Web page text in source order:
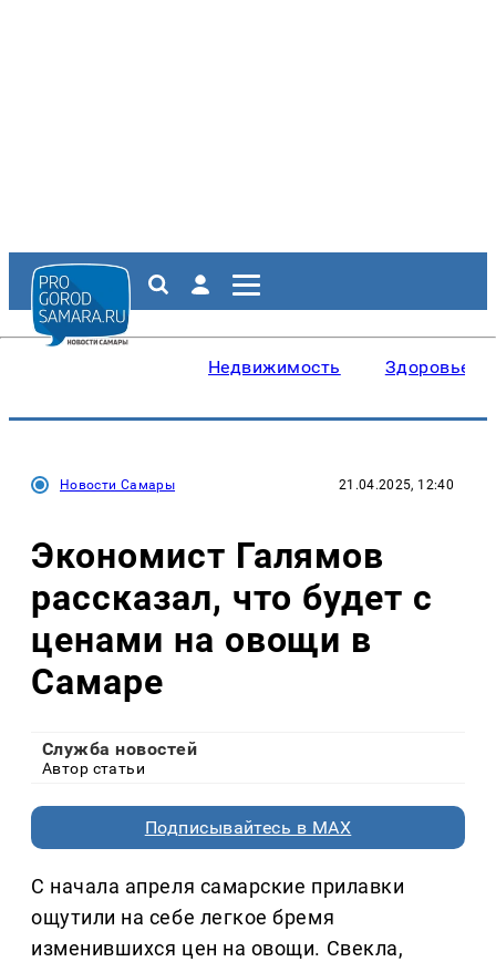
Недвижимость Здоровье
Новости Самары 21.04.2025, 12:40
Экономист Галямов
рассказал, что будет с
ценами на овощи в
Самаре
Служба новостей
Автор статьи
Подписывайтесь в MAX
С начала апреля самарские прилавки
ощутили на себе легкое бремя
изменившихся цен на овощи. Свекла,